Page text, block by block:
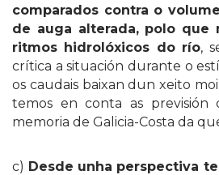
comparados contra o
de auga alterada, polo que
ritmos hidrolóxicos do río,
crítica a situación durante o
os caudais baixan dun xeito
temos en conta as previsión
memoria de Galicia-Costa da
c) Desde unha perspectiva